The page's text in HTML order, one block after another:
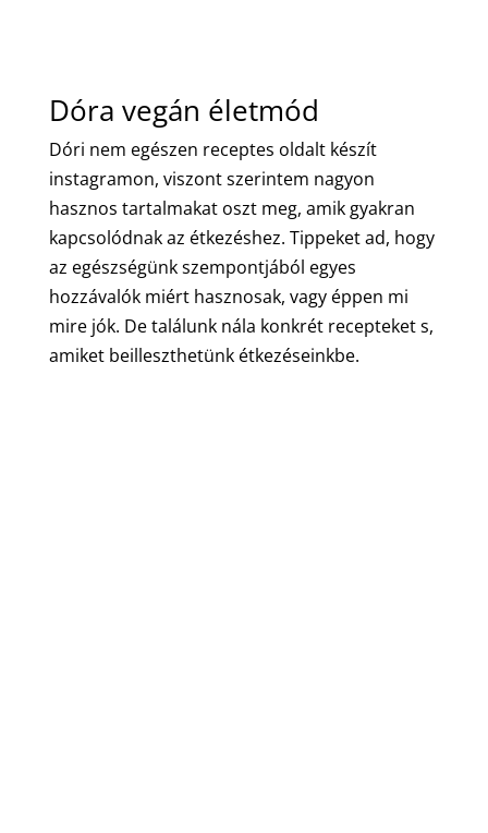
Dóra vegán életmód
Dóri nem egészen receptes oldalt készít
instagramon, viszont szerintem nagyon
hasznos tartalmakat oszt meg, amik gyakran
kapcsolódnak az étkezéshez. Tippeket ad, hogy
az egészségünk szempontjából egyes
hozzávalók miért hasznosak, vagy éppen mi
mire jók. De találunk nála konkrét recepteket s,
amiket beilleszthetünk étkezéseinkbe.